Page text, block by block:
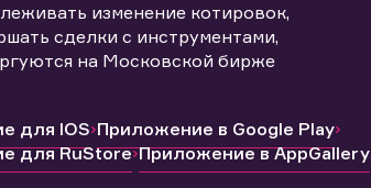
изменение котировок,
сделки с инструментами,
на Московской бирже
для IOS Приложение в Google Play
для RuStore Приложение в AppGallery